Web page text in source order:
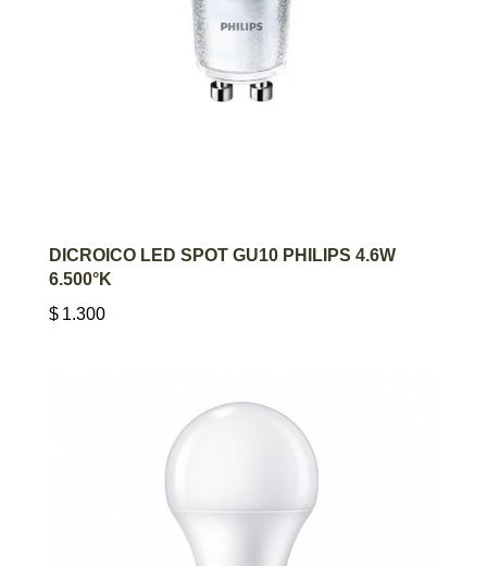
AGREGAR AL CARRITO
DICROICO LED SPOT GU10 PHILIPS 4.6W
6.500°K
$ 1.300